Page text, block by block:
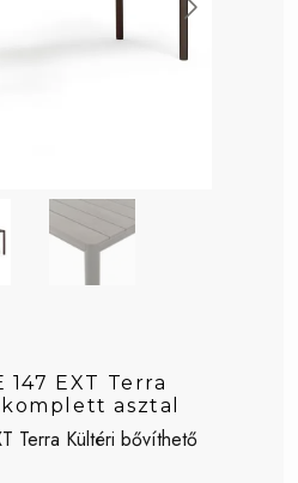
147 EXT Terra
asztal
Terra Kültéri bővíthető